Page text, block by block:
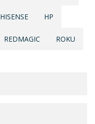
HISENSE HP
REDMAGIC ROKU